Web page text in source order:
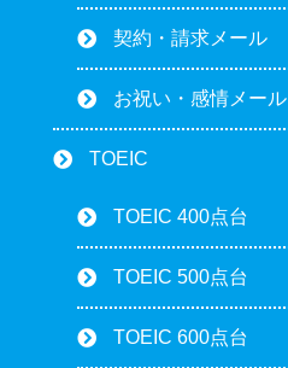
契約・請求メール
お祝い・感情メール
TOEIC
TOEIC 400点台
TOEIC 500点台
TOEIC 600点台